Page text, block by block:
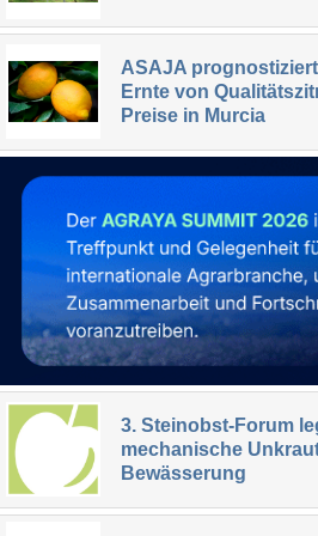
ASAJA
Ernte von
Preise in Murcia
3. Steinobst-Forum
mechanische
Bewässerung